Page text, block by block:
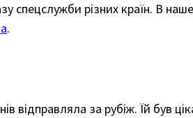
спецслужби різних країн. В
.
відправляла за рубіж. Їй був